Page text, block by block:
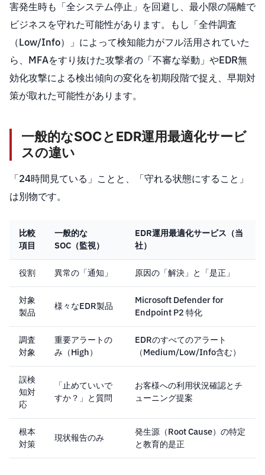
害発生時も「全システム停止」を回避し、最小限の隔離で
ビジネスを守れた可能性があります。もし「全件調査
（Low/Info）」によって検知能力がフル活用されていた
ら、MFAをすり抜けた攻撃者の「不審な挙動」やEDR無
効化攻撃による検出傾向の変化を初期段階で捉え、早期対
策が取れた可能性があります。
一般的なSOCとEDR運用最適化サービ
スの違い
「24時間見ている」ことと、「守れる状態にすること」
は別物です。
比較
項目
一般的な
SOC（監視）
EDR運用最適化サービス（当
社）
役割 異常の「通知」 原因の「解決」と「是正」
対象
製品
様々なEDR製品
Microsoft Defender for
Endpoint P2 特化
調査
対象
重要アラートの
み（High）
EDRのすべてのアラート
（Medium/Low/Info含む）
誤検
知対
応
「止めていいで
すか？」と質問
お客様への利用状況確認とチ
ューニング提案
根本
対策
現状報告のみ
発生源（Root Cause）の特定
と教育的是正